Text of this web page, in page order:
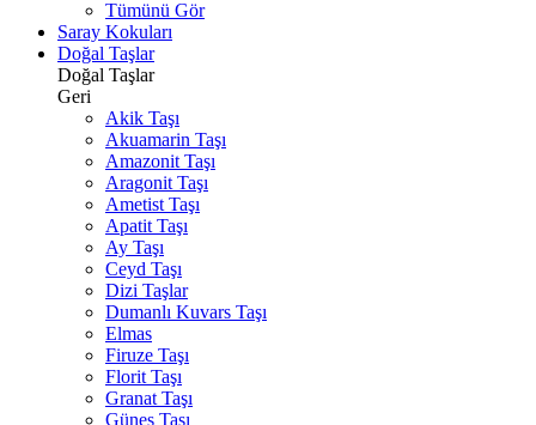
Tümünü Gör
Saray Kokuları
Doğal Taşlar
Doğal Taşlar
Geri
Akik Taşı
Akuamarin Taşı
Amazonit Taşı
Aragonit Taşı
Ametist Taşı
Apatit Taşı
Ay Taşı
Ceyd Taşı
Dizi Taşlar
Dumanlı Kuvars Taşı
Elmas
Firuze Taşı
Florit Taşı
Granat Taşı
Güneş Taşı